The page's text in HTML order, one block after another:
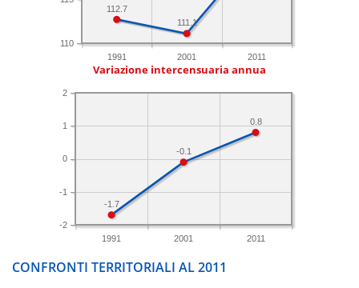
1991 2001 2011
110
111.1
112.7
Variazione intercensuaria annua
1991 2001 2011
-2
-1
0
1
2
0.8
-0.1
-1.7
CONFRONTI TERRITORIALI AL 2011